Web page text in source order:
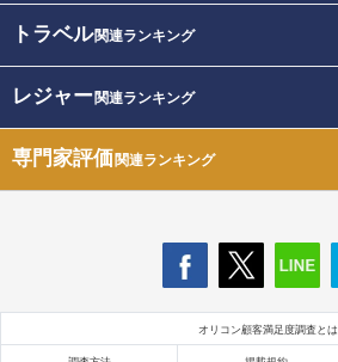
トラベル関連ランキング
レジャー関連ランキング
専門家評価関連ランキング
オリコン顧客満足度調査とは